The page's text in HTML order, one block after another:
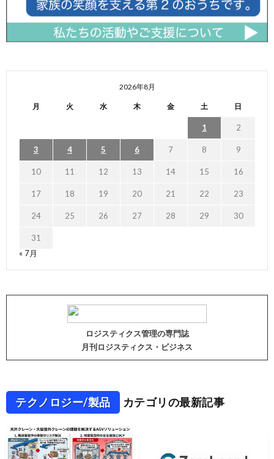
2026年8月
月 火 水 木 金 土 日
1 2
3 4 5 6 7 8 9
10 11 12 13 14 15 16
17 18 19 20 21 22 23
24 25 26 27 28 29 30
31
« 7月
ロジスティクス管理の専門誌
月刊ロジスティクス・ビジネス
テクノロジー/製品 カテゴリの最新記事